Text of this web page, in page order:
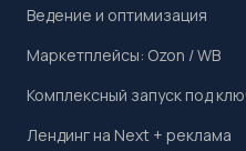
Ведение и оптимизация
Маркетплейсы: Ozon / WB
Комплексный запуск под
Лендинг на Next + реклама